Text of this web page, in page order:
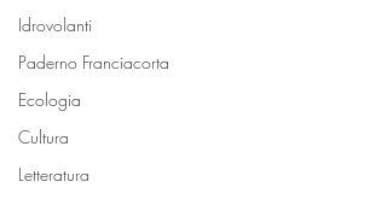
Idrovolanti
Paderno Franciacorta
Ecologia
Cultura
Letteratura